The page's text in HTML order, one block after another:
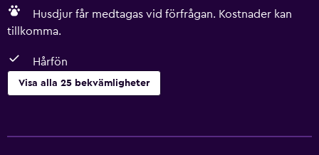
Husdjur får medtagas vid förfrågan. Kostnader kan
tillkomma.
Hårfön
Visa alla 25 bekvämligheter
Gratis WiFi